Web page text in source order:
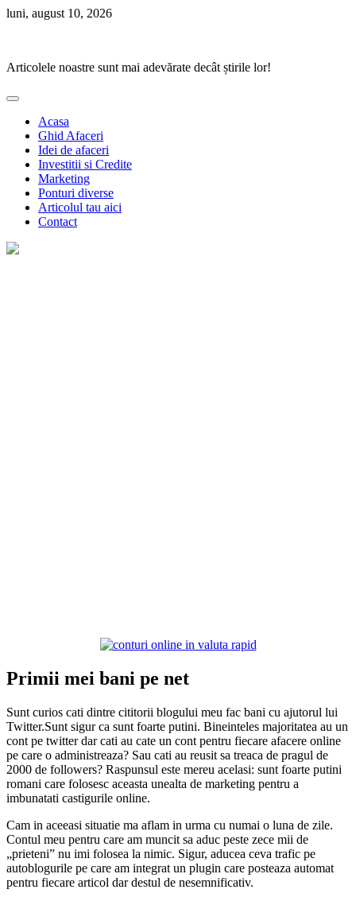
Skip
luni, august 10, 2026
Articolele noastre sunt mai adevărate decât știrile lor!
Acasa
Ghid Afaceri
Idei de afaceri
Investitii si Credite
Marketing
Ponturi diverse
Articolul tau aici
Contact
Primii mei bani pe net
Sunt curios cati dintre cititorii blogului meu fac bani cu ajutorul lui
Twitter.Sunt sigur ca sunt foarte putini. Bineinteles majoritatea au un
cont pe twitter dar cati au cate un cont pentru fiecare afacere online
pe care o administreaza? Sau cati au reusit sa treaca de pragul de
2000 de followers? Raspunsul este mereu acelasi: sunt foarte putini
romani care folosesc aceasta unealta de marketing pentru a
imbunatati castigurile online.
Cam in aceeasi situatie ma aflam in urma cu numai o luna de zile.
Contul meu pentru care am muncit sa aduc peste zece mii de
„prieteni” nu imi folosea la nimic. Sigur, aducea ceva trafic pe
autoblogurile pe care am integrat un plugin care posteaza automat
pentru fiecare articol dar destul de nesemnificativ.